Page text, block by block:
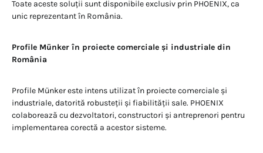
Toate aceste soluții sunt disponibile exclusiv prin PHOENIX, ca
unic reprezentant în România.
Profile Münker în proiecte comerciale și industriale din
România
Profile Münker este intens utilizat în proiecte comerciale și
industriale, datorită robusteții și fiabilității sale. PHOENIX
colaborează cu dezvoltatori, constructori și antreprenori pentru
implementarea corectă a acestor sisteme.